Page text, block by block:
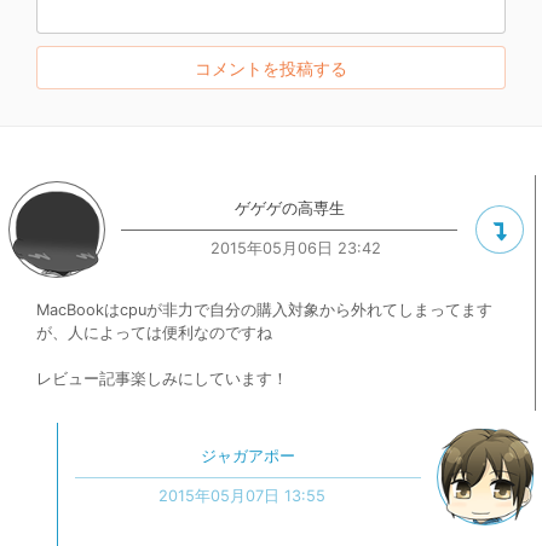
ゲゲゲの高専生
2015年05月06日 23:42
MacBookはcpuが非力で自分の購入対象から外れてしまってます
が、人によっては便利なのですね
レビュー記事楽しみにしています！
ジャガアポー
2015年05月07日 13:55